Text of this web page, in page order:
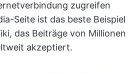
zugreifen
Seite ist das beste Beispiel
das Beiträge von Millionen
akzeptiert.